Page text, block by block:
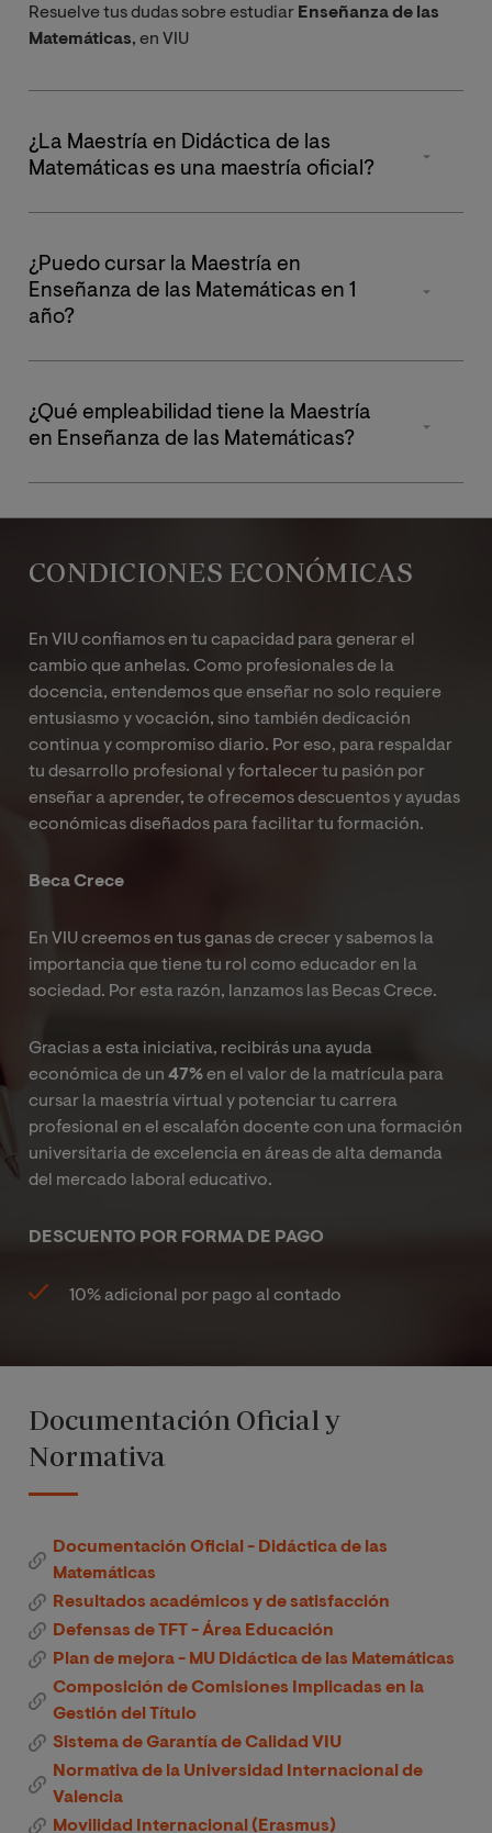
Resuelve tus dudas sobre estudiar Enseñanza de las
Matemáticas, en VIU
¿La Maestría en Didáctica de las
Matemáticas es una maestría oficial?
VIU
es oficial y como tal, está debidamente registrada.
Puedes verificar su validez revisando su publicación en
el Registro de Universidades, Centros y Títulos (RUCT)
del Gobierno de España, disponible en este enlace.
¿Puedo cursar la Maestría en
Enseñanza de las Matemáticas en 1
año?
Matemáticas
se compone de 60 créditos ECTS y está
diseñada para cursarse en un año académico
Trabajo de Fin de Maestría (TFM) y las prácticas, sin
¿Qué empleabilidad tiene la Maestría
en Enseñanza de las Matemáticas?
de las Matemáticasabarcan el ejercicio docente en
producción de materiales educativos innovadores
CONDICIONES ECONÓMICAS
En VIU confiamos en tu capacidad para generar el
cambio que anhelas. Como profesionales de la
docencia, entendemos que enseñar no solo requiere
entusiasmo y vocación, sino también dedicación
continua y compromiso diario. Por eso, para respaldar
tu desarrollo profesional y fortalecer tu pasión por
enseñar a aprender, te ofrecemos descuentos y ayudas
económicas diseñados para facilitar tu formación.
Beca Crece
En VIU creemos en tus ganas de crecer y sabemos la
importancia que tiene tu rol como educador en la
sociedad. Por esta razón, lanzamos las Becas Crece.
Gracias a esta iniciativa, recibirás una ayuda
económica de un 47%en el valor de la matrícula para
cursar la maestría virtual y potenciar tu carrera
profesional en el escalafón docente con una formación
universitaria de excelencia en áreas de alta demanda
del mercado laboral educativo.
DESCUENTO POR FORMA DE PAGO
10% adicional por pago al contado
Documentación Oficial y
Normativa
Documentación Oficial - Didáctica de las
Matemáticas
Resultados académicos y de satisfacción
Defensas de TFT - Área Educación
Plan de mejora - MU Didáctica de las Matemáticas
Composición de Comisiones Implicadas en la
Gestión del Título
Sistema de Garantía de Calidad VIU
Normativa de la Universidad Internacional de
Valencia
Movilidad Internacional (Erasmus)